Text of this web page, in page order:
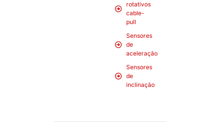
rotativos
cable-
pull
Sensores
de
aceleração
Sensores
de
inclinação